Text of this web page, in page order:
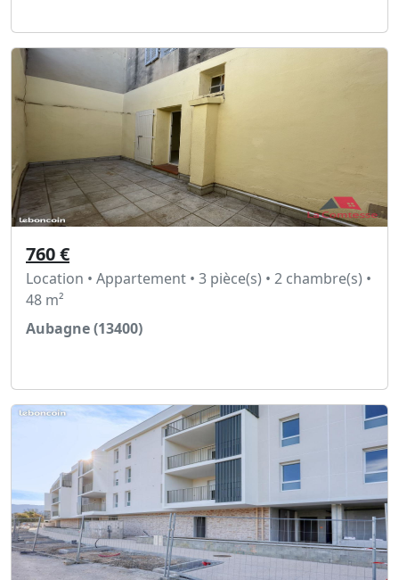
760 €
Location • Appartement • 3 pièce(s) • 2 chambre(s) •
48 m²
Aubagne (13400)